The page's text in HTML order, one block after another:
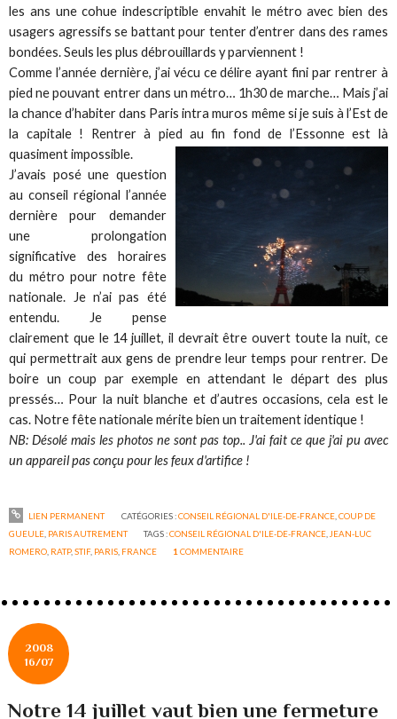
les ans une cohue indescriptible envahit le métro avec bien des
usagers agressifs se battant pour tenter d’entrer dans des rames
bondées. Seuls les plus débrouillards y parviennent !
Comme l’année dernière, j’ai vécu ce délire ayant fini par rentrer à
pied ne pouvant entrer dans un métro… 1h30 de marche… Mais j’ai
la chance d’habiter dans Paris intra muros même si je suis à l’Est de
la capitale ! Rentrer à pied au fin fond de l’Essonne est là
quasiment impossible.
J’avais posé une question
au conseil régional l’année
dernière pour demander
une prolongation
significative des horaires
du métro pour notre fête
nationale. Je n’ai pas été
entendu. Je pense
clairement que le 14 juillet, il devrait être ouvert toute la nuit, ce
qui permettrait aux gens de prendre leur temps pour rentrer. De
boire un coup par exemple en attendant le départ des plus
pressés… Pour la nuit blanche et d’autres occasions, cela est le
cas. Notre fête nationale mérite bien un traitement identique !
NB: Désolé mais les photos ne sont pas top.. J'ai fait ce que j'ai pu avec
un appareil pas conçu pour les feux d'artifice !
LIEN PERMANENT CATÉGORIES :CONSEIL RÉGIONAL D'ILE-DE-FRANCE, COUP DE
GUEULE PARIS AUTREMENT TAGS :CONSEIL RÉGIONAL D'ILE-DE-FRANCE JEAN-LUC
ROMERO RATP,STIF, PARIS FRANCE 1 COMMENTAIRE
2008
16/07
Notre 14 juillet vaut bien une fermeture